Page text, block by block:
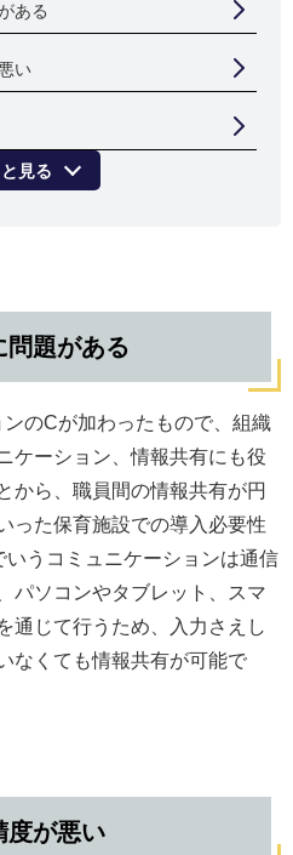
ある
い
見る
題がある
のCが加わったもので、組織
ケーション、情報共有にも役
から、職員間の情報共有が円
った保育施設での導入必要性
うコミュニケーションは通信
パソコンやタブレット、スマ
通じて行うため、入力さえし
なくても情報共有が可能で
度が悪い